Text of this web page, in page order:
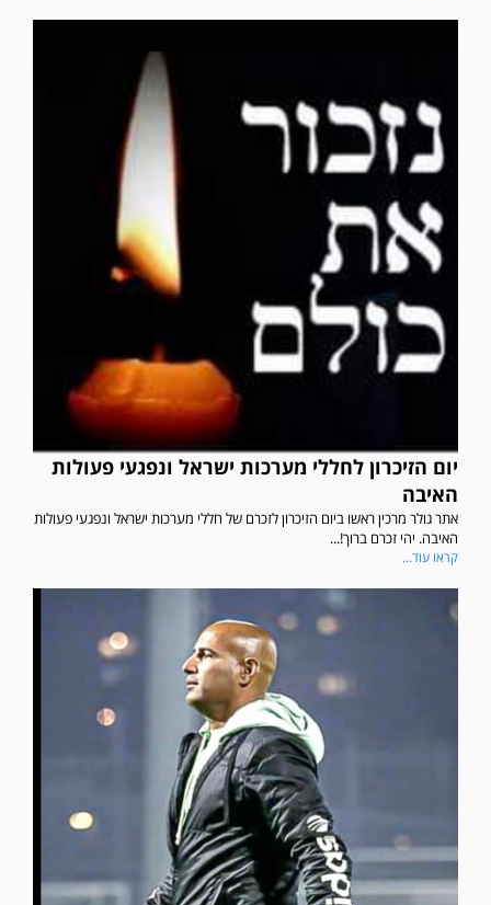
יום הזיכרון לחללי מערכות ישראל ונפגעי פעולות
האיבה
אתר גולר מרכין ראשו ביום הזיכרון לזכרם של חללי מערכות ישראל ונפגעי פעולות
האיבה. יהי זכרם ברוך!...
קראו עוד...